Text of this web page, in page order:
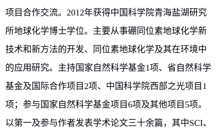
项目合作交流。2012年获得中国科学院青海盐湖研究
所地球化学博士学位。主要从事硼同位素地球化学新
技术和新方法的开发、同位素地球化学及其在环境中
的应用研究。主持国家自然科学基金1项、省自然科学
基金及国际合作项目2项、中国科学院西部之光项目 1
项；参与国家自然科学基金项目6项及其他项目 5项。
以第一及参与作者发表学术论文三十余篇，其中SCI、